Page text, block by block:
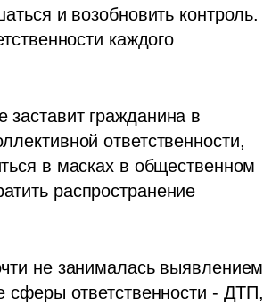
и возобновить контроль.
каждого
гражданина в
ответственности,
в масках в общественном
распространение
не занималась выявлением
сферы ответственности - ДТП,